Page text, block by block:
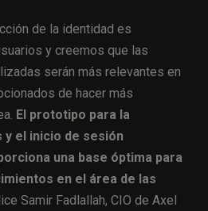
de la identidad es
y creemos que las
serán más relevantes en
de hacer más
El prototipo para la
el inicio de sesión
una base óptima para
en el área de las
Samir Fadlallah, CIO de Axel